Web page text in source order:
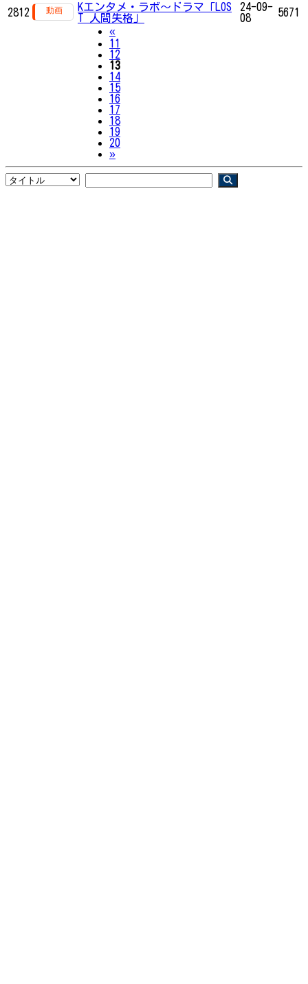
2812
Kエンタメ・ラボ～ドラマ「LOS
T 人間失格」
24-09-
08
5671
«Previous
11
12
13
14
15
16
17
18
19
20
»Next